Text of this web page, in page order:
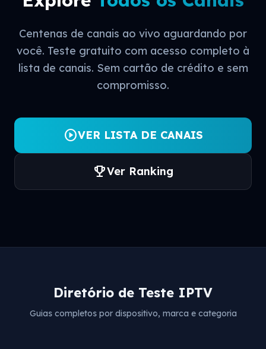
Centenas de canais ao vivo aguardando por
você. Teste gratuito com acesso completo à
lista de canais. Sem cartão de crédito e sem
compromisso.
play_circleVER LISTA DE CANAIS
trophyVer Ranking
Diretório de Teste IPTV
Guias completos por dispositivo, marca e categoria